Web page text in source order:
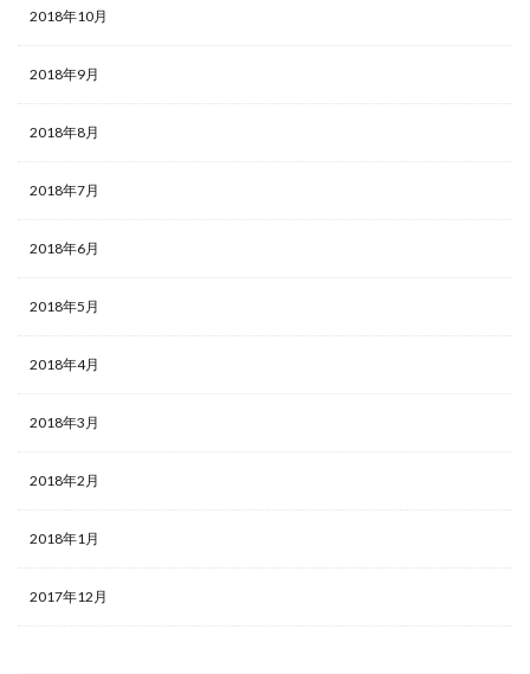
2018年10月
2018年9月
2018年8月
2018年7月
2018年6月
2018年5月
2018年4月
2018年3月
2018年2月
2018年1月
2017年12月